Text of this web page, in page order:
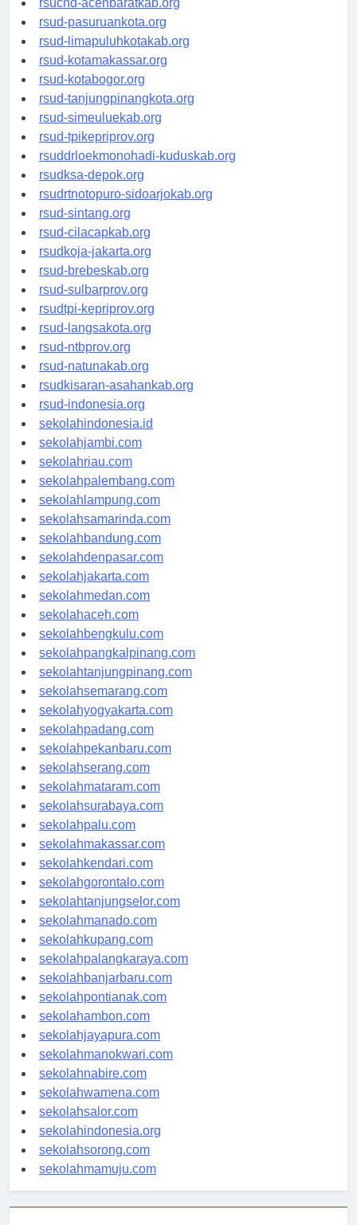
rsucnd-acehbaratkab.org
rsud-pasuruankota.org
rsud-limapuluhkotakab.org
rsud-kotamakassar.org
rsud-kotabogor.org
rsud-tanjungpinangkota.org
rsud-simeuluekab.org
rsud-tpikepriprov.org
rsuddrloekmonohadi-kuduskab.org
rsudksa-depok.org
rsudrtnotopuro-sidoarjokab.org
rsud-sintang.org
rsud-cilacapkab.org
rsudkoja-jakarta.org
rsud-brebeskab.org
rsud-sulbarprov.org
rsudtpi-kepriprov.org
rsud-langsakota.org
rsud-ntbprov.org
rsud-natunakab.org
rsudkisaran-asahankab.org
rsud-indonesia.org
sekolahindonesia.id
sekolahjambi.com
sekolahriau.com
sekolahpalembang.com
sekolahlampung.com
sekolahsamarinda.com
sekolahbandung.com
sekolahdenpasar.com
sekolahjakarta.com
sekolahmedan.com
sekolahaceh.com
sekolahbengkulu.com
sekolahpangkalpinang.com
sekolahtanjungpinang.com
sekolahsemarang.com
sekolahyogyakarta.com
sekolahpadang.com
sekolahpekanbaru.com
sekolahserang.com
sekolahmataram.com
sekolahsurabaya.com
sekolahpalu.com
sekolahmakassar.com
sekolahkendari.com
sekolahgorontalo.com
sekolahtanjungselor.com
sekolahmanado.com
sekolahkupang.com
sekolahpalangkaraya.com
sekolahbanjarbaru.com
sekolahpontianak.com
sekolahambon.com
sekolahjayapura.com
sekolahmanokwari.com
sekolahnabire.com
sekolahwamena.com
sekolahsalor.com
sekolahindonesia.org
sekolahsorong.com